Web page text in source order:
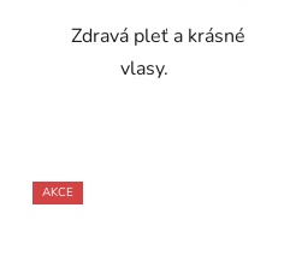
Zdravá pleť a krásné
vlasy.
AKCE